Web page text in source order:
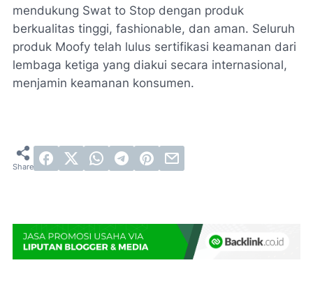
mendukung Swat to Stop dengan produk
berkualitas tinggi, fashionable, dan aman. Seluruh
produk Moofy telah lulus sertifikasi keamanan dari
lembaga ketiga yang diakui secara internasional,
menjamin keamanan konsumen.